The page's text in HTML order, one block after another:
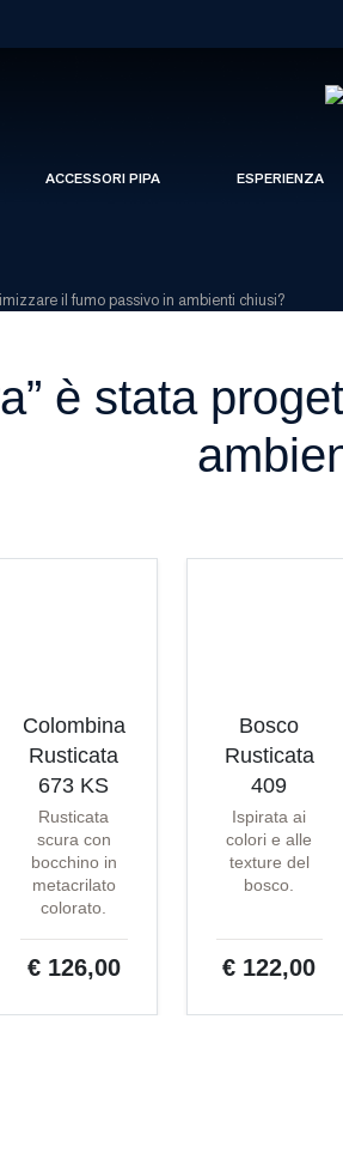
ACCESSORI PIPA ESPERIENZA
il fumo passivo in ambienti chiusi?
è stata
Colombina
Rusticata
673 KS
Rusticata
scura con
bocchino in
metacrilato
colorato.
€ 126,00
Bosco
Rusticata
409
Ispirata ai
colori e alle
texture del
bosco.
€ 122,00